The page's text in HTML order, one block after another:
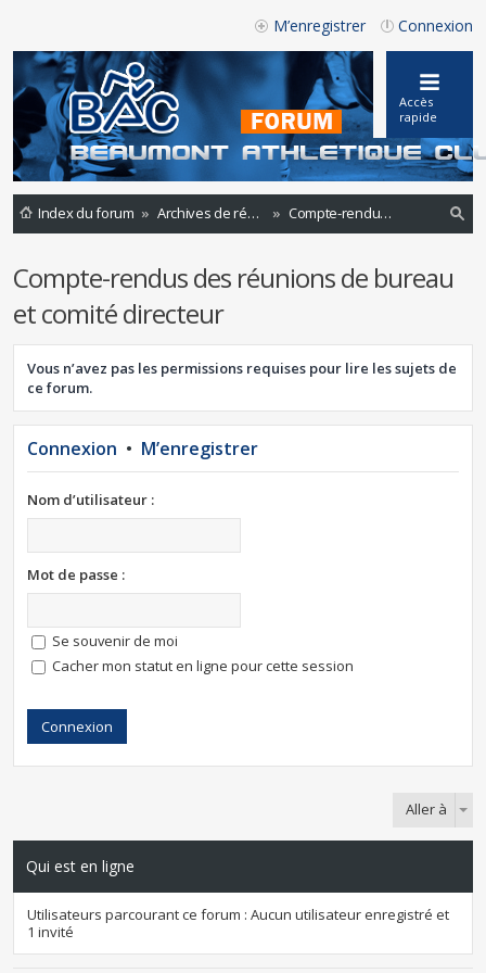
Connexion
M’enregistrer
Accès
rapide
Index du forum Archives de réunions
Compte-rendus des réunions de bureau et comité directeur
he
Compte-rendus des réunions de bureau
et comité directeur
Vous n’avez pas les permissions requises pour lire les sujets de
ce forum.
Connexion • M’enregistrer
Nom d’utilisateur :
Mot de passe :
Se souvenir de moi
Cacher mon statut en ligne pour cette session
Aller à
Qui est en ligne
Utilisateurs parcourant ce forum : Aucun utilisateur enregistré et
1 invité